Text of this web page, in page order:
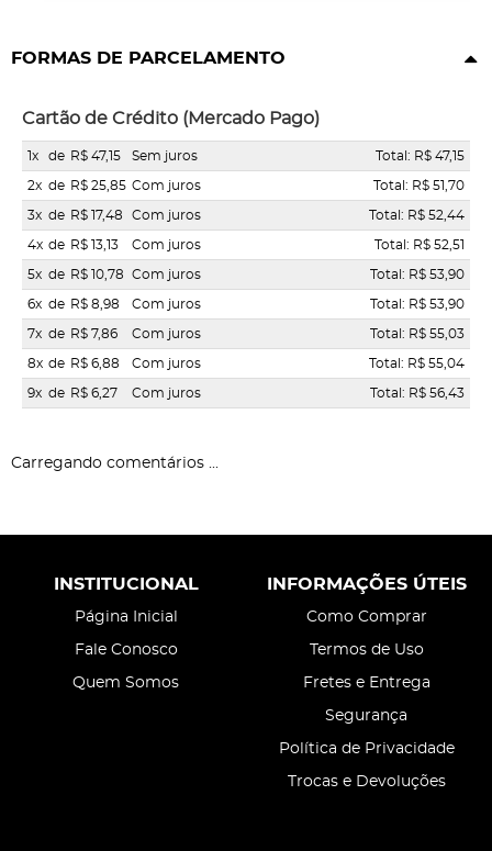
FORMAS DE PARCELAMENTO
Cartão de Crédito (Mercado Pago)
1x de R$ 47,15 Sem juros Total: R$ 47,15
2x de R$ 25,85 Com juros Total: R$ 51,70
3x de R$ 17,48 Com juros Total: R$ 52,44
4x de R$ 13,13 Com juros Total: R$ 52,51
5x de R$ 10,78 Com juros Total: R$ 53,90
6x de R$ 8,98 Com juros Total: R$ 53,90
7x de R$ 7,86 Com juros Total: R$ 55,03
8x de R$ 6,88 Com juros Total: R$ 55,04
9x de R$ 6,27 Com juros Total: R$ 56,43
Carregando comentários ...
INSTITUCIONAL
Página Inicial
Fale Conosco
Quem Somos
INFORMAÇÕES ÚTEIS
Como Comprar
Termos de Uso
Fretes e Entrega
Segurança
Política de Privacidade
Trocas e Devoluções